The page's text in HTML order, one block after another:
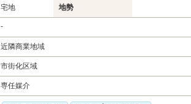
宅地 地勢
-
近隣商業地域
市街化区域
専任媒介